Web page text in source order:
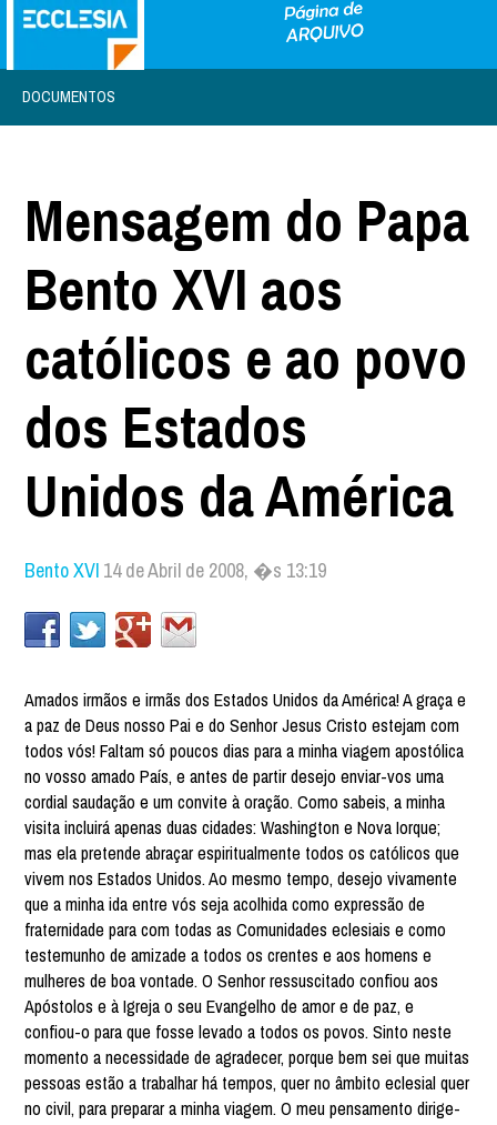
DOCUMENTOS
Mensagem do Papa
Bento XVI aos
católicos e ao povo
dos Estados
Unidos da América
Bento XVI 14 de Abril de 2008, �s 13:19
Amados irmãos e irmãs dos Estados Unidos da América! A graça e
a paz de Deus nosso Pai e do Senhor Jesus Cristo estejam com
todos vós! Faltam só poucos dias para a minha viagem apostólica
no vosso amado País, e antes de partir desejo enviar-vos uma
cordial saudação e um convite à oração. Como sabeis, a minha
visita incluirá apenas duas cidades: Washington e Nova Iorque;
mas ela pretende abraçar espiritualmente todos os católicos que
vivem nos Estados Unidos. Ao mesmo tempo, desejo vivamente
que a minha ida entre vós seja acolhida como expressão de
fraternidade para com todas as Comunidades eclesiais e como
testemunho de amizade a todos os crentes e aos homens e
mulheres de boa vontade. O Senhor ressuscitado confiou aos
Apóstolos e à Igreja o seu Evangelho de amor e de paz, e
confiou-o para que fosse levado a todos os povos. Sinto neste
momento a necessidade de agradecer, porque bem sei que muitas
pessoas estão a trabalhar há tempos, quer no âmbito eclesial quer
no civil, para preparar a minha viagem. O meu pensamento dirige-